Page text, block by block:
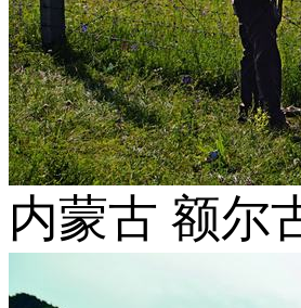
内蒙古 额尔